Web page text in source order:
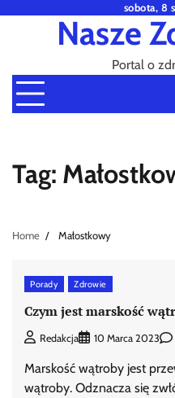
sobota, 8
Nasze
Portal o
Tag:
Home Małostkowy
Porady Zdrowie
Czym jest marskość
Redakcja 10 Marca 2023
Marskość wątroby jest
wątroby. Odznacza się